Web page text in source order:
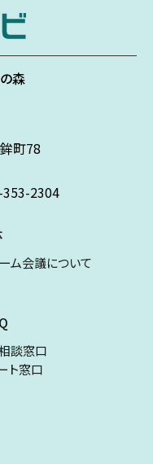
森
町78
2304
ム会議について
談窓口
ト窓口